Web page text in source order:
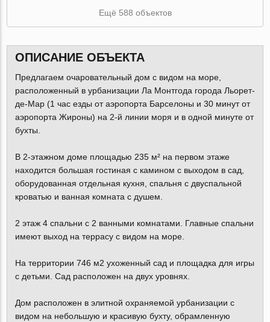
Ещё 588 объектов
ОПИСАНИЕ ОБЪЕКТА
Предлагаем очаровательный дом с видом на море,
расположенный в урбанизации Ла Монтгода города Льорет-
де-Мар (1 час езды от аэропорта Барселоны и 30 минут от
аэропорта Жироны) на 2-й линии моря и в одной минуте от
бухты.
В 2-этажном доме площадью 235 м² на первом этаже
находится большая гостиная с камином с выходом в сад,
оборудованная отдельная кухня, спальня с двуспальной
кроватью и ванная комната с душем.
2 этаж 4 спальни с 2 ванными комнатами. Главные спальни
имеют выход на террасу с видом на море.
На территории 746 м2 ухоженный сад и площадка для игры
с детьми. Сад расположен на двух уровнях.
Дом расположен в элитной охраняемой урбанизации с
видом на небольшую и красивую бухту, обрамленную